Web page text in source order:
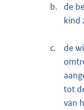
b.
de
kind
c.
de
tot
van